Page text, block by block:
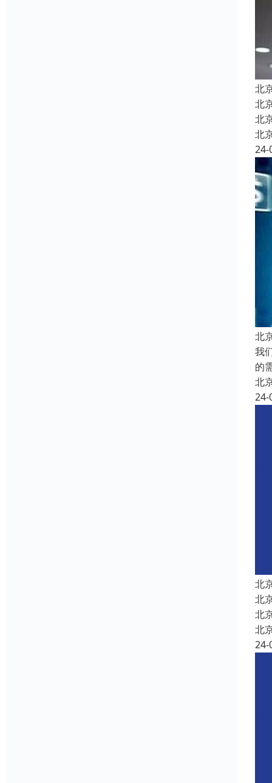
北
北
北
北
24-
北
我
的
北
24-
北
北
北
北
24-